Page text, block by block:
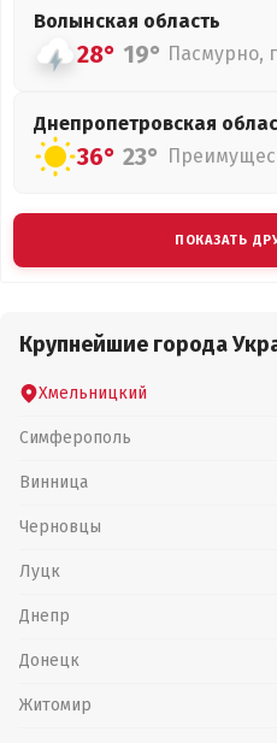
Волынская область
28° 19° Пасмурно,
Днепропетровская
36° 23°
ПОКАЗАТЬ
Крупнейшие города
Хмельницкий
Симферополь
Винница
Черновцы
Луцк
Днепр
Донецк
Житомир